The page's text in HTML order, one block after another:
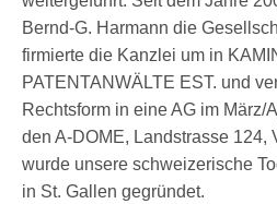
Bernd-G. Harmann die
firmierte die Kanzlei um in
PATENTANWÄLTE EST. und
Rechtsform in eine AG im März/
den A-DOME, Landstrasse 124,
wurde unsere schweizerische
in St. Gallen gegründet.